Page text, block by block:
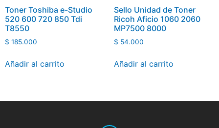
Toner Toshiba e-Studio
520 600 720 850 Tdi
T8550
$ 185.000
Añadir al carrito
Sello Unidad de Toner
Ricoh Aficio 1060 2060
MP7500 8000
$ 54.000
Añadir al carrito